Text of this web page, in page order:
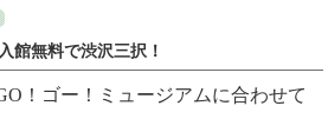
館無料で渋沢三択！
！ゴー！ミュージアムに合わせて